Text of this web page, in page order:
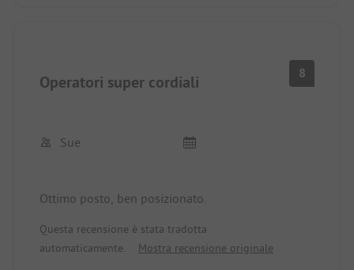
Operatori super cordiali 8
Sue
Ottimo posto, ben posizionato.
Questa recensione è stata tradotta
automaticamente.
Mostra recensione originale